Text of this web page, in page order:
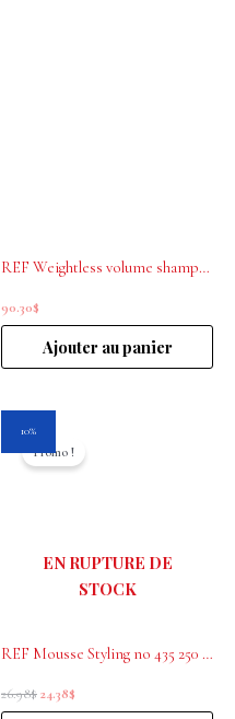
REF Weightless volume shampoo 1000ml
90.30$
Ajouter au panier
10%
EN RUPTURE DE
STOCK
Promo !
REF Mousse Styling no 435 250 ml
26.98$
initial
24.38$
actuel